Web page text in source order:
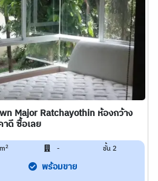
Major Ratchayothin ห้องกว้าง
าดี ซื้อเลย
2 - ชั้น 2
พร้อมขาย